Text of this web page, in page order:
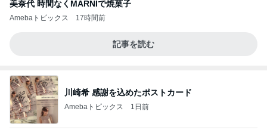
美奈代 時間なくMARNIで焼菓子
Amebaトピックス 17時間前
記事を読む
川崎希 感謝を込めたポストカード
Amebaトピックス 1日前